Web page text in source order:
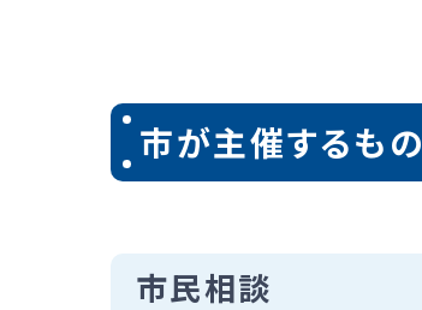
市が主催するもの
市民相談